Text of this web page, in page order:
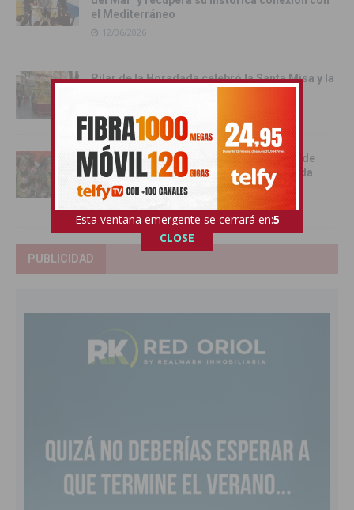
el Mediterráneo
12/06/2026
Pilar de la Horadada celebró la Santa Misa y la
Benejúzar se vuelca con la gran Entrada de
Moros y Cristianos en una intensa jornada
festiva
09/06/2026
PUBLICIDAD
Esta ventana emergente se cerrará en:3
CLOSE